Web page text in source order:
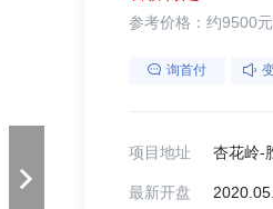
参考价格：约9500
询首付
项目地址 杏花岭-
最新开盘